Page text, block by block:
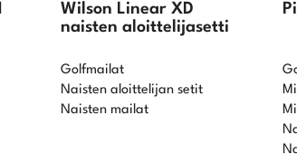
Wilson Linear XD
naisten aloittelijasetti
Golfmailat
Naisten aloittelijan setit
Naisten mailat